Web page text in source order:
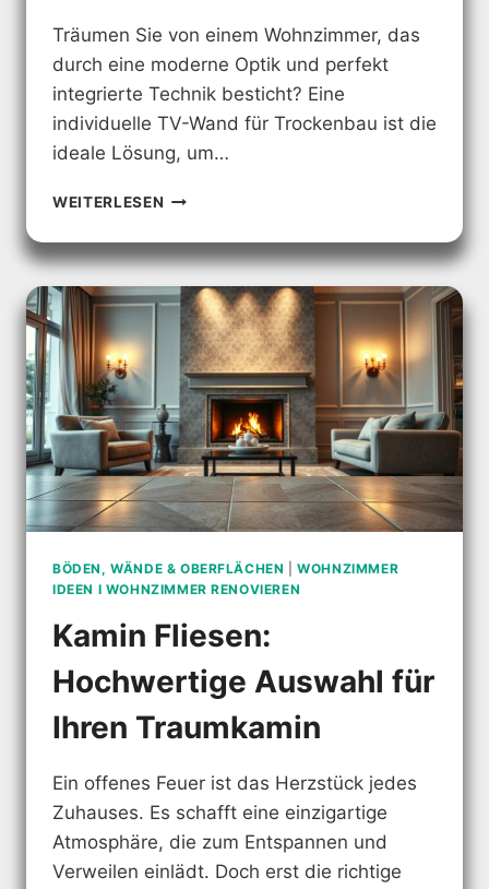
Träumen Sie von einem Wohnzimmer, das
durch eine moderne Optik und perfekt
integrierte Technik besticht? Eine
individuelle TV-Wand für Trockenbau ist die
ideale Lösung, um…
WEITERLESEN TV-
FÜR
TROCKENBAU
–
EINFACHE
ANLEITUNG
BÖDEN, WÄNDE & OBERFLÄCHEN |WOHNZIMMER
IDEEN I WOHNZIMMER RENOVIEREN
Kamin Fliesen:
Hochwertige Auswahl für
Ihren Traumkamin
Ein offenes Feuer ist das Herzstück jedes
Zuhauses. Es schafft eine einzigartige
Atmosphäre, die zum Entspannen und
Verweilen einlädt. Doch erst die richtige